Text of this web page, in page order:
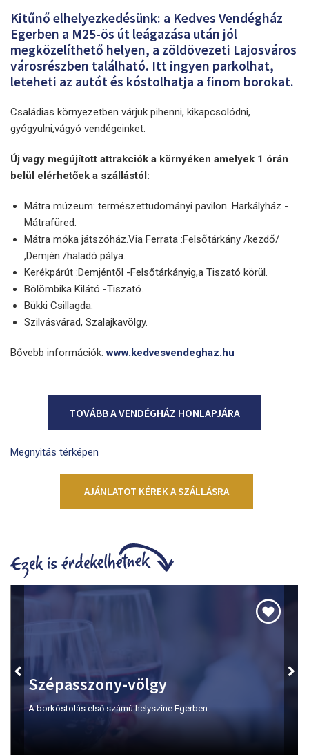
Kitűnő elhelyezkedésünk: a Kedves Vendégház
Egerben a M25-ös út leágazása után jól
megközelíthető helyen, a zöldövezeti Lajosváros
városrészben található. Itt ingyen parkolhat,
leteheti az autót és kóstolhatja a finom borokat.
Családias környezetben várjuk pihenni, kikapcsolódni,
gyógyulni,vágyó vendégeinket.
Új vagy megújított attrakciók a környéken amelyek 1 órán
belül elérhetőek a szállástól:
Mátra múzeum: természettudományi pavilon .Harkályház -
Mátrafüred.
Mátra móka játszóház.Via Ferrata :Felsőtárkány /kezdő/
,Demjén /haladó pálya.
Kerékpárút :Demjéntől -Felsőtárkányig,a Tiszató körül.
Bölömbika Kilátó -Tiszató.
Bükki Csillagda.
Szilvásvárad, Szalajkavölgy.
Bővebb információk:www.kedvesvendeghaz.hu
TOVÁBB A VENDÉGHÁZ HONLAPJÁRA
Megnyitás térképen
AJÁNLATOT KÉREK A SZÁLLÁSRA
Szépasszony-völgy
A borkóstolás első számú helyszíne Egerben.